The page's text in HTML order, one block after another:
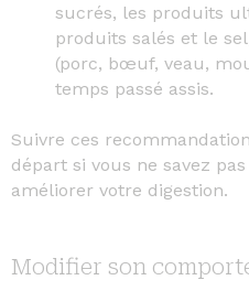
sucrés, les produits
produits salés et le
(porc, bœuf, veau,
temps passé assis.
Suivre ces
départ si vous ne savez
améliorer votre digestion.
Modifier son